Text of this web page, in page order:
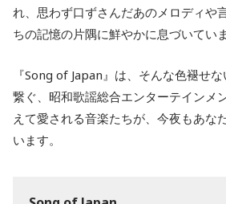
れ、思わず口ずさんだあのメロディや
ちの記憶の片隅に鮮やかに息づいていま
『Song of Japan』は、そんな色褪せ
繋ぐ、昭和歌謡総合エンターテインメ
えて愛される音楽たちが、今夜もあな
います。